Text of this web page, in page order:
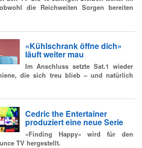
die Reichweiten Sorgen bereiten
«Kühlschrank öffne dich»
läuft weiter mau
Im Anschluss setzte Sat.1 wieder
die sich treu blieb – und natürlich
Cedric the Entertainer
produziert eine neue Serie
«Finding Happy» wird für den
TV hergestellt.